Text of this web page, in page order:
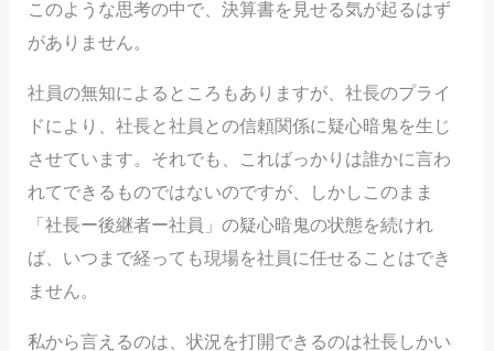
このような思考の中で、決算書を見せる気が起るはず
がありません。
社員の無知によるところもありますが、社長のプライ
ドにより、社長と社員との信頼関係に疑心暗鬼を生じ
させています。それでも、こればっかりは誰かに言わ
れてできるものではないのですが、しかしこのまま
「社長ー後継者ー社員」の疑心暗鬼の状態を続けれ
ば、いつまで経っても現場を社員に任せることはでき
ません。
私から言えるのは、状況を打開できるのは社長しかい